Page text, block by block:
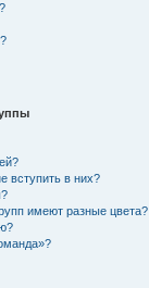
вступить в них?
имеют разные цвета?